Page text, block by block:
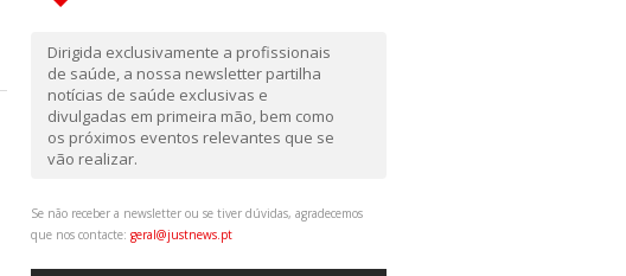
Dirigida exclusivamente a profissionais
de saúde, a nossa newsletter partilha
notícias de saúde exclusivas e
divulgadas em primeira mão, bem como
os próximos eventos relevantes que se
vão realizar.
Se não receber a newsletter ou se tiver dúvidas, agradecemos
que nos contacte: geral@justnews.pt